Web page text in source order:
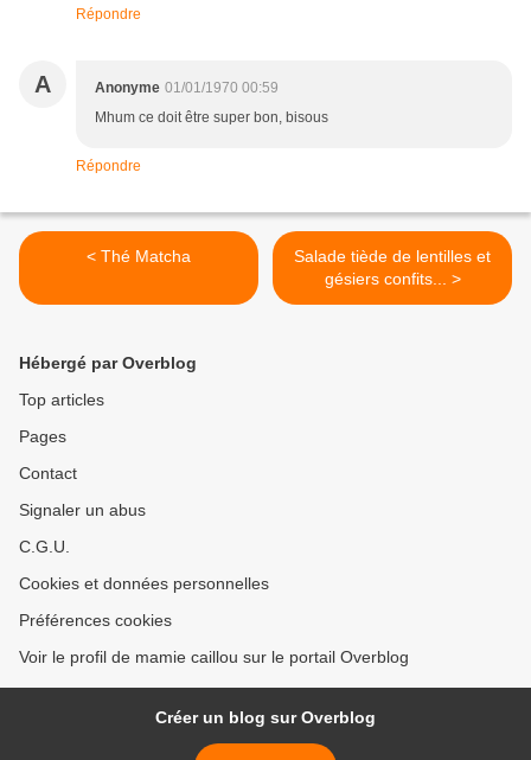
Répondre
A Anonyme 01/01/1970 00:59
Mhum ce doit être super bon, bisous
Répondre
< Thé Matcha
Salade tiède de lentilles et
gésiers confits... >
Hébergé par Overblog
Top articles
Pages
Contact
Signaler un abus
C.G.U.
Cookies et données personnelles
Préférences cookies
Voir le profil de mamie caillou sur le portail Overblog
Créer un blog sur Overblog